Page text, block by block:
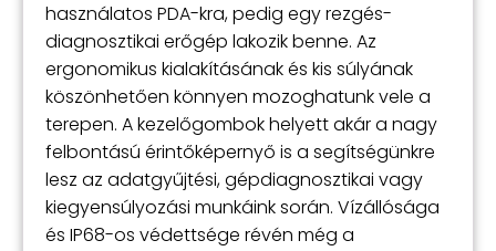
használatos PDA-kra, pedig egy rezgés-
diagnosztikai erőgép lakozik benne. Az
ergonomikus kialakításának és kis súlyának
köszönhetően könnyen mozoghatunk vele a
terepen. A kezelőgombok helyett akár a nagy
felbontású érintőképernyő is a segítségünkre
lesz az adatgyűjtési, gépdiagnosztikai vagy
kiegyensúlyozási munkáink során. Vízállósága
és IP68-os védettsége révén még a